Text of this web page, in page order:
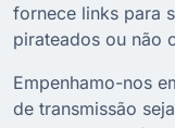
fornece links para
pirateados ou não
Empenhamo-nos
de transmissão